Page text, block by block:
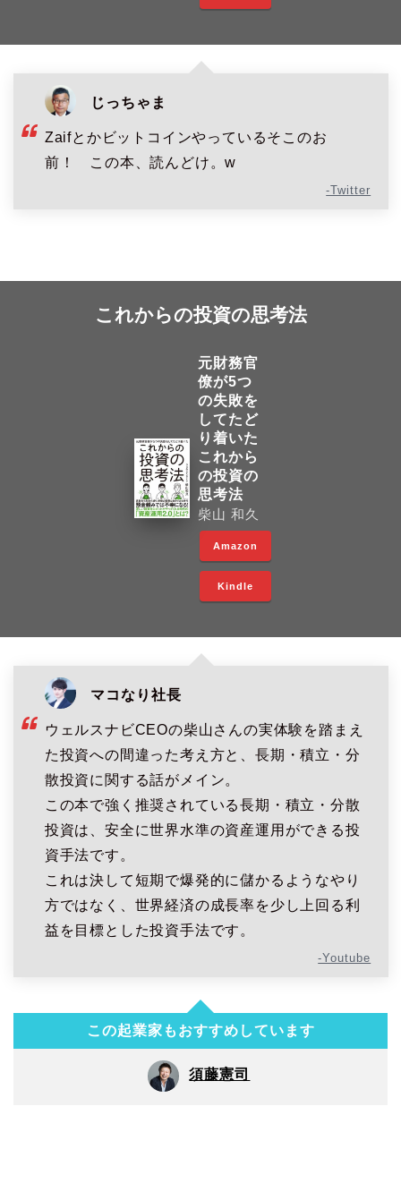
じっちゃま
Zaifとかビットコインやっているそこのお
前！ この本、読んどけ。w
-Twitter
これからの投資の思考法
元財務官
僚が5つ
の失敗を
してたど
り着いた
これから
の投資の
思考法
柴山 和久
Amazon
Kindle
マコなり社長
ウェルスナビCEOの柴山さんの実体験を踏まえ
た投資への間違った考え方と、長期・積立・分
散投資に関する話がメイン。
この本で強く推奨されている長期・積立・分散
投資は、安全に世界水準の資産運用ができる投
資手法です。
これは決して短期で爆発的に儲かるようなやり
方ではなく、世界経済の成長率を少し上回る利
益を目標とした投資手法です。
-Youtube
この起業家もおすすめしています
須藤憲司